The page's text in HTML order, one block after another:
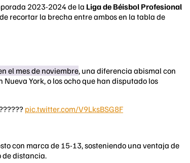
2023-2024 de la Liga de Béisbol Profesional
recortar la brecha entre ambos en la tabla de
el mes de noviembre, una diferencia abismal con
York, o los ocho que han disputado los
pic.twitter.com/V9LksBSG8F
con marca de 15-13, sosteniendo una ventaja de
de distancia.